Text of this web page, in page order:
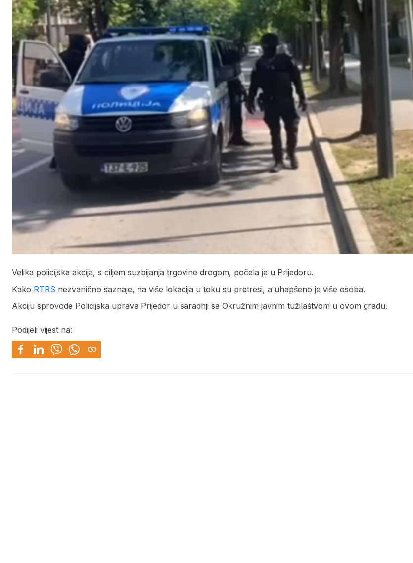
Velika policijska akcija, s ciljem suzbijanja trgovine drogom, počela je u Prijedoru.
Kako RTRS nezvanično saznaje, na više lokacija u toku su pretresi, a uhapšeno je više osoba.
Akciju sprovode Policijska uprava Prijedor u saradnji sa Okružnim javnim tužilaštvom u ovom gradu.
Podijeli vijest na: